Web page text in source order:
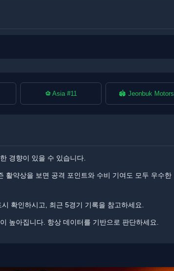
⚽ Asia #11 🏟️ Jeonbuk Motors
경향이 있을 수 있습니다.
활약상을 보면 공격 포인트와 수비 기여도 모두 우수한
확인하시고, 최근 5경기 기록을 참고하세요.
높아집니다. ​​항상 데이터를 기반으로 판단하세요.